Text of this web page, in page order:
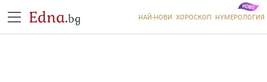
Edna.bg НАЙ-НОВИ ХОРОСКОП НУМЕРОЛОГИЯ